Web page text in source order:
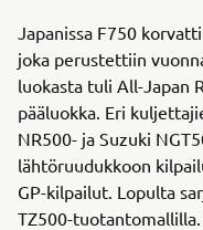
Japanissa F750
joka perustettiin
luokasta tuli All-Japan
pääluokka. Eri
NR500- ja Suzuki
lähtöruudukkoon
GP-kilpailut. Lopulta
TZ500-